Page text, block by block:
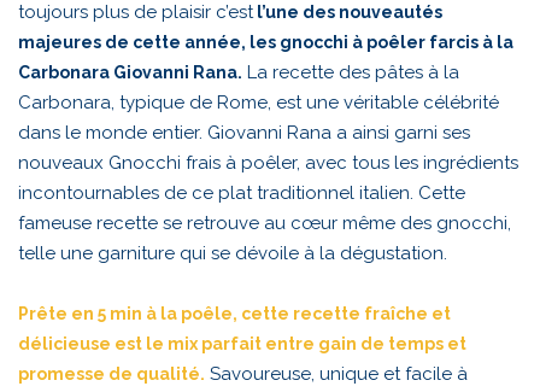
toujours plus de plaisir c’estl’une des nouveautés
majeures de cette année, les gnocchi à poêler farcis à la
Carbonara Giovanni Rana. La recette des pâtes à la
Carbonara, typique de Rome, est une véritable célébrité
dans le monde entier. Giovanni Rana a ainsi garni ses
nouveaux Gnocchi frais à poêler, avec tous les ingrédients
incontournables de ce plat traditionnel italien. Cette
fameuse recette se retrouve au cœur même des gnocchi,
telle une garniture qui se dévoile à la dégustation.
Prête en 5 min à la poêle, cette recette fraîche et
délicieuse est le mix parfait entre gain de temps et
promesse de qualité. Savoureuse, unique et facile à